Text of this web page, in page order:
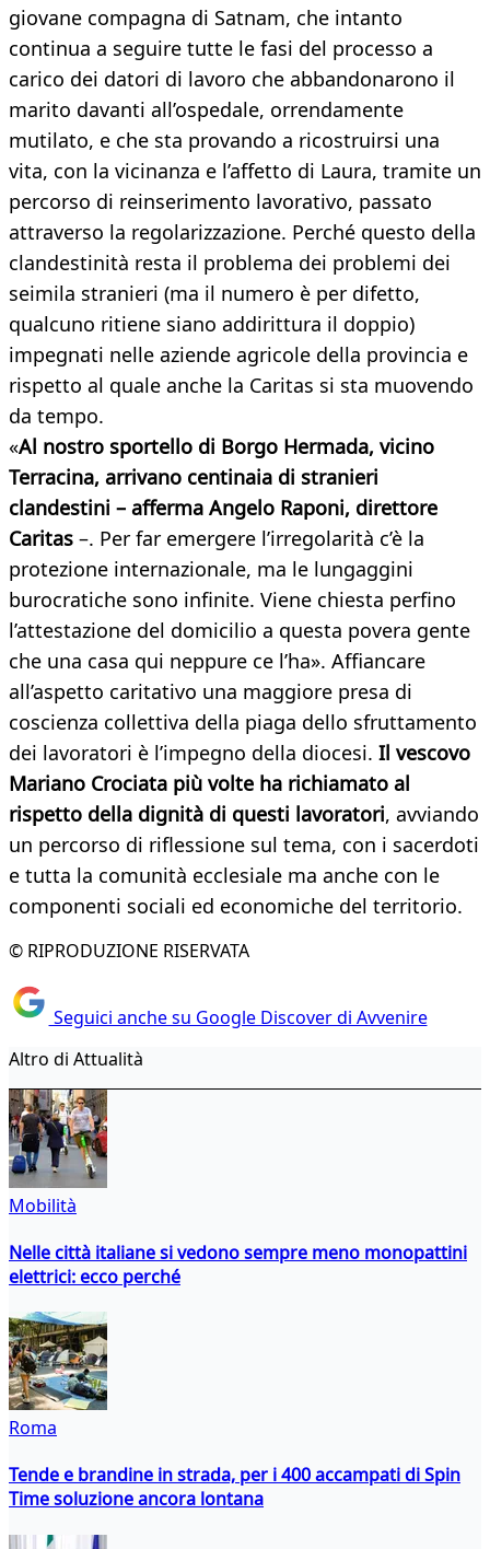
giovane compagna di Satnam, che intanto
continua a seguire tutte le fasi del processo a
carico dei datori di lavoro che abbandonarono il
marito davanti all’ospedale, orrendamente
mutilato, e che sta provando a ricostruirsi una
vita, con la vicinanza e l’affetto di Laura, tramite un
percorso di reinserimento lavorativo, passato
attraverso la regolarizzazione. Perché questo della
clandestinità resta il problema dei problemi dei
seimila stranieri (ma il numero è per difetto,
qualcuno ritiene siano addirittura il doppio)
impegnati nelle aziende agricole della provincia e
rispetto al quale anche la Caritas si sta muovendo
da tempo.
«Al nostro sportello di Borgo Hermada, vicino
Terracina, arrivano centinaia di stranieri
clandestini – afferma Angelo Raponi, direttore
Caritas –. Per far emergere l’irregolarità c’è la
protezione internazionale, ma le lungaggini
burocratiche sono infinite. Viene chiesta perfino
l’attestazione del domicilio a questa povera gente
che una casa qui neppure ce l’ha». Affiancare
all’aspetto caritativo una maggiore presa di
coscienza collettiva della piaga dello sfruttamento
dei lavoratori è l’impegno della diocesi. Il vescovo
Mariano Crociata più volte ha richiamato al
rispetto della dignità di questi lavoratori, avviando
un percorso di riflessione sul tema, con i sacerdoti
e tutta la comunità ecclesiale ma anche con le
componenti sociali ed economiche del territorio.
© RIPRODUZIONE RISERVATA
Seguici anche su Google Discover di Avvenire
Altro di Attualità
Mobilità
Nelle città italiane si vedono sempre meno monopattini
elettrici: ecco perché
Roma
Tende e brandine in strada, per i 400 accampati di Spin
Time soluzione ancora lontana